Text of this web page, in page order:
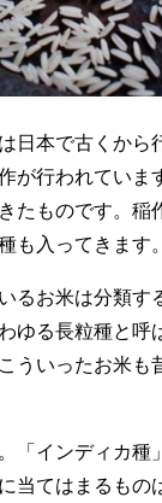
日本で古くから
が行われていま
たものです。稲
も入ってきます。
るお米は分類す
ゆる長粒種と呼
ういったお米も
「インディカ種
当てはまるもの